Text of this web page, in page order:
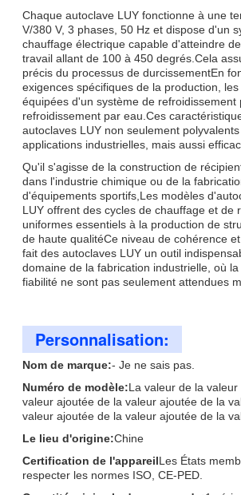
Chaque autoclave LUY fonctionne à une
V/380 V, 3 phases, 50 Hz et dispose d'un
chauffage électrique capable d'atteindre
travail allant de 100 à 450 degrés.Cela
précis du processus de durcissementEn
exigences spécifiques de la production,
équipées d'un système de refroidissement
refroidissement par eau.Ces
autoclaves LUY non seulement
applications industrielles, mais aussi
Qu'il s'agisse de la construction de
dans l'industrie chimique ou de la
d'équipements sportifs,Les modèles
LUY offrent des cycles de chauffage et de
uniformes essentiels à la production de
de haute qualitéCe niveau de cohérence
fait des autoclaves LUY un outil
domaine de la fabrication industrielle, où
fiabilité ne sont pas seulement attendues
Personnalisation:
Nom de marque:- Je ne sais pas.
Numéro de modèle:La valeur de la
valeur ajoutée de la valeur ajoutée de la
valeur ajoutée de la valeur ajoutée de la
Le lieu d'origine:Chine
Certification de l'appareilLes États
respecter les normes ISO, CE-PED.